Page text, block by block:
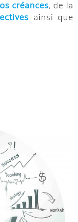
créances, de la
ainsi que